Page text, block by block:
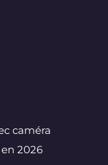
caméra
2026